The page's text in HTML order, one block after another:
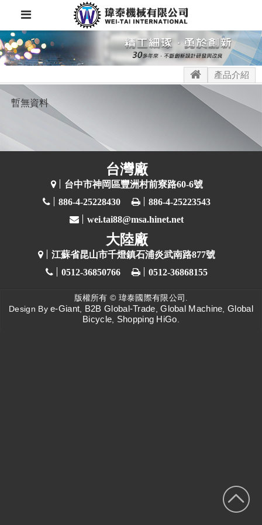
產品介紹
暫無資料
台灣廠
台中市神岡區豐洲村前寮路60-6號
886-4-25228430
886-4-25223543
wei.tai88@msa.hinet.net
大陸廠
江蘇省昆山市千燈鎮石浦炎武南路877號
0512-36850766
0512-36868155
版權所有 © 瑋泰國際有限公司.
Design Bye-Giant, B2B Global-Trade,Global Machine,Global
Bicycle, Shopping HiGo.